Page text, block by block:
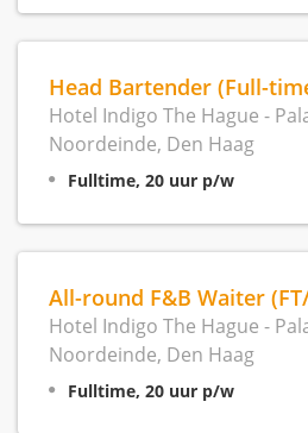
Head Bartender (Full-
Hotel Indigo The Hague -
Noordeinde, Den Haag
Fulltime, 20 uur p/w
All-round F&B Waiter
Hotel Indigo The Hague -
Noordeinde, Den Haag
Fulltime, 20 uur p/w